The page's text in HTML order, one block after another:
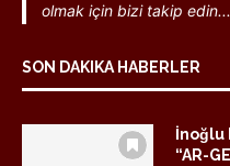
olmak için bizi takip edin...
SON DAKIKA HABERLER
İnoğlu
“AR-